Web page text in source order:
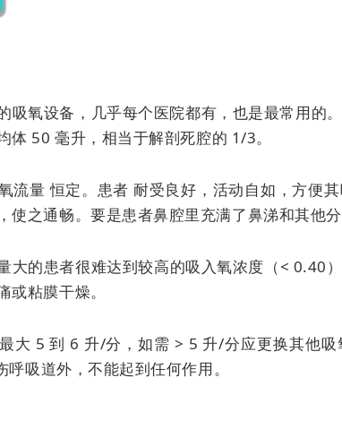
吸氧设备，几乎每个医院都有，也是最常用的。
体 50 毫升，相当于解剖死腔的 1/3。
流量恒定。患者 耐受良好，活动自如，方便
使之通畅。要是患者鼻腔里充满了鼻涕和其他
大的患者很难达到较高的吸入氧浓度（< 0.40
或粘膜干燥。
大 5 到 6 升/分，如需 > 5 升/分应更换其他
吸道外，不能起到任何作用。